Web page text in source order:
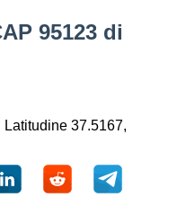
95123 di
Latitudine 37.5167,